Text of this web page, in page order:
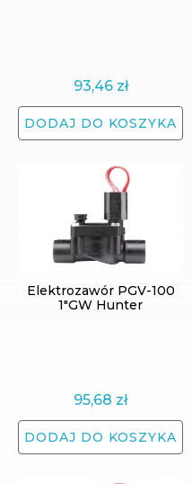
93,46 zł
DODAJ DO KOSZYKA
Elektrozawór PGV-100
1"GW Hunter
95,68 zł
DODAJ DO KOSZYKA